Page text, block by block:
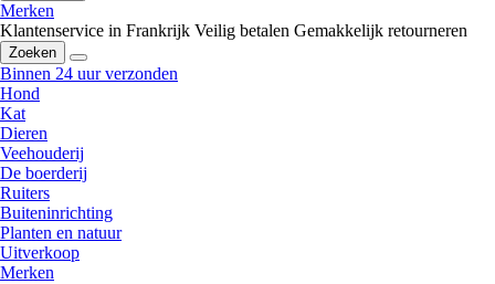
Merken
Klantenservice in Frankrijk Veilig betalen Gemakkelijk retourneren
Zoeken
Binnen 24 uur verzonden
Hond
Kat
Dieren
Veehouderij
De boerderij
Ruiters
Buiteninrichting
Planten en natuur
Uitverkoop
Merken